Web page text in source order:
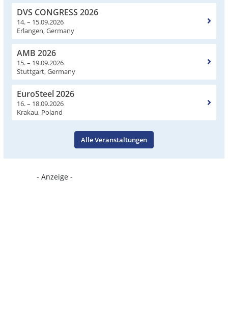
DVS CONGRESS 2026
14. – 15.09.2026
Erlangen, Germany
AMB 2026
15. – 19.09.2026
Stuttgart, Germany
EuroSteel 2026
16. – 18.09.2026
Krakau, Poland
Alle Veranstaltungen
- Anzeige -